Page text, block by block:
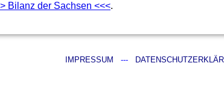
Bilanz der Sachsen <<<.
IMPRESSUM ---